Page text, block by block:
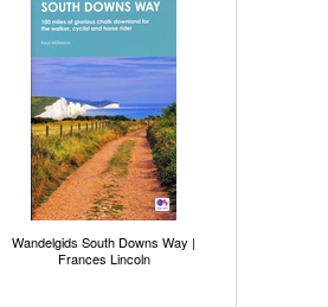
Wandelgids South Downs Way |
Frances Lincoln